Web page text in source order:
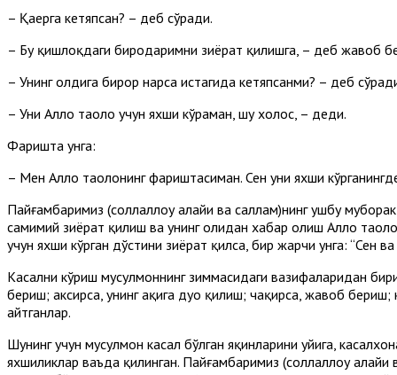
– Қаерга кетяпсан? – деб сўради.
– Бу қишлоқдаги биродаримни зиёрат қилишга, – деб жавоб
– Унинг олдига бирор нарса истагида кетяпсанми? – деб
– Уни Аллоҳ таоло учун яхши кўраман, шу холос, – деди.
Фаришта унга:
– Мен Аллоҳ таолонинг фариштасиман. Сен уни яхши
Пайғамбаримиз (соллаллоҳу алайҳи ва саллам)нинг ушбу
самимий зиёрат қилиш ва унинг ҳолидан хабар олиш Аллоҳ
учун яхши кўрган дўстини зиёрат қилса, бир жарчи унга: “Сен
Касални кўриш мусулмоннинг зиммасидаги вазифаларидан
бериш; аксирса, унинг ҳақига дуо қилиш; чақирса, жавоб
айтганлар.
Шунинг учун мусулмон касал бўлган яқинларини уйига,
яхшиликлар ваъда қилинган. Пайғамбаримиз (соллаллоҳу